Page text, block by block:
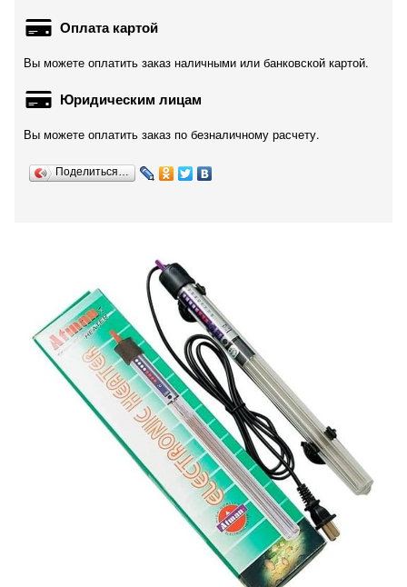
Оплата картой
Вы можете оплатить заказ наличными или банковской картой.
Юридическим лицам
Вы можете оплатить заказ по безналичному расчету.
Поделиться…